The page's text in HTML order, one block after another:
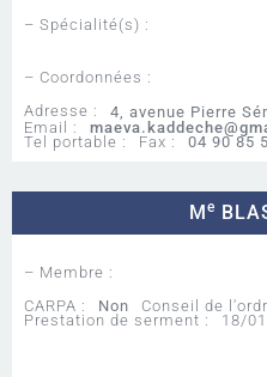
– Spécialité(s) :
– Coordonnées :
Adresse :
4, avenue Pierre
Email :
Tel portable :
Fax : 04 90 85
Me
– Membre :
CARPA :
Non Conseil de
Prestation de serment :
18/